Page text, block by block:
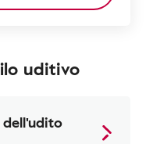
uditivo